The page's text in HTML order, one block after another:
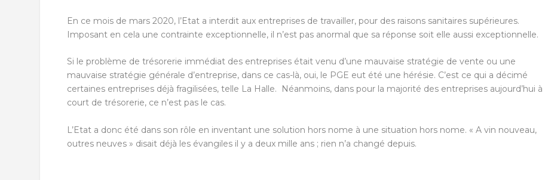
En ce mois de mars 2020, l’Etat a interdit aux entreprises de travailler, pour des raisons sanitaires supérieures.
Imposant en cela une contrainte exceptionnelle, il n’est pas anormal que sa réponse soit elle aussi exceptionnelle.
Si le problème de trésorerie immédiat des entreprises était venu d’une mauvaise stratégie de vente ou une
mauvaise stratégie générale d’entreprise, dans ce cas-là, oui, le PGE eut été une hérésie. C’est ce qui a décimé
certaines entreprises déjà fragilisées, telle La Halle.
Néanmoins, dans pour la majorité des entreprises aujourd’hui à
court de trésorerie, ce n’est pas le cas.
L’Etat a donc été dans son rôle en inventant une solution hors nome à une situation hors nome. « A vin nouveau,
outres neuves » disait déjà les évangiles il y a deux mille ans ; rien n’a changé depuis.